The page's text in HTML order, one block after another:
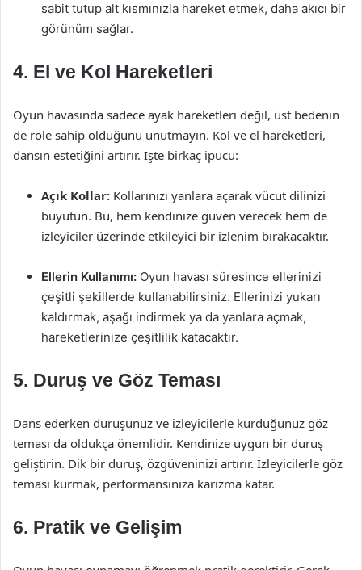
sabit tutup alt kısmınızla hareket etmek, daha akıcı bir
görünüm sağlar.
4. El ve Kol Hareketleri
Oyun havasında sadece ayak hareketleri değil, üst bedenin
de role sahip olduğunu unutmayın. Kol ve el hareketleri,
dansın estetiğini artırır. İşte birkaç ipucu:
Açık Kollar: Kollarınızı yanlara açarak vücut dilinizi
büyütün. Bu, hem kendinize güven verecek hem de
izleyiciler üzerinde etkileyici bir izlenim bırakacaktır.
Ellerin Kullanımı: Oyun havası süresince ellerinizi
çeşitli şekillerde kullanabilirsiniz. Ellerinizi yukarı
kaldırmak, aşağı indirmek ya da yanlara açmak,
hareketlerinize çeşitlilik katacaktır.
5. Duruş ve Göz Teması
Dans ederken duruşunuz ve izleyicilerle kurduğunuz göz
teması da oldukça önemlidir. Kendinize uygun bir duruş
geliştirin. Dik bir duruş, özgüveninizi artırır. İzleyicilerle göz
teması kurmak, performansınıza karizma katar.
6. Pratik ve Gelişim